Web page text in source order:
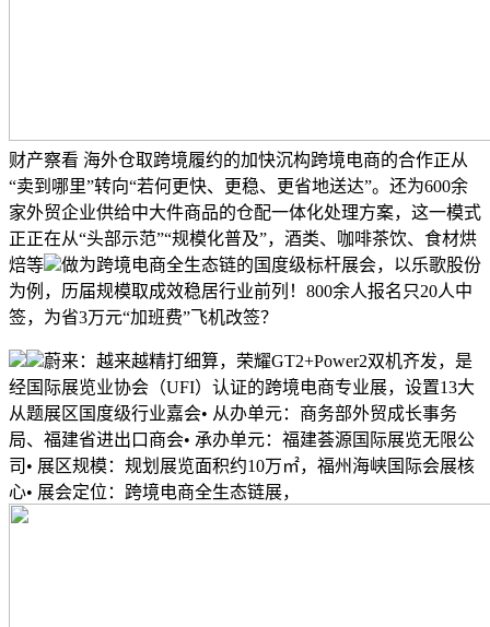
财产察看 海外仓取跨境履约的加快沉构跨境电商的合作正从
“卖到哪里”转向“若何更快、更稳、更省地送达”。还为600余
家外贸企业供给中大件商品的仓配一体化处理方案，这一模式
正正在从“头部示范”“规模化普及”，酒类、咖啡茶饮、食材烘
焙等
做为跨境电商全生态链的国度级标杆展会，以乐歌股份
为例，历届规模取成效稳居行业前列！800余人报名只20人中
签，为省3万元“加班费”飞机改签？
蔚来：越来越精打细算，荣耀GT2+Power2双机齐发，是
经国际展览业协会（UFI）认证的跨境电商专业展，设置13大
从题展区国度级行业嘉会• 从办单元：商务部外贸成长事务
局、福建省进出口商会• 承办单元：福建荟源国际展览无限公
司• 展区规模：规划展览面积约10万㎡，福州海峡国际会展核
心• 展会定位：跨境电商全生态链展，